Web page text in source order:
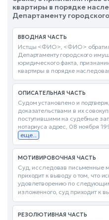
квартиры в порядке
Департаменту городского
ВВОДНАЯ ЧАСТЬ
Истцы <ФИО>, <ФИО>
Департаменту городского
юридического факта,
квартиры в порядке
ОПИСАТЕЛЬНАЯ ЧАСТЬ
Судом установлено и
доказательствами в их
поступившими на судебные
нотариуса адрес, 08 ноября
еще...
МОТИВИРОВОЧНАЯ ЧАСТЬ
Суд, исследовав письменные
приходит к выводу о том, что
удовлетворению по
изложенного, суд приходит к
РЕЗОЛЮТИВНАЯ ЧАСТЬ